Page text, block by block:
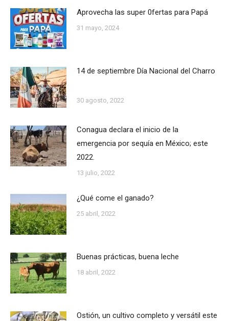
Aprovecha las super 0fertas para Papá
31 mayo, 2024
14 de septiembre Día Nacional del Charro
30 agosto, 2022
Conagua declara el inicio de la
emergencia por sequía en México; este
2022.
13 julio, 2022
¿Qué come el ganado?
25 abril, 2022
Buenas prácticas, buena leche
18 abril, 2022
Ostión, un cultivo completo y versátil este